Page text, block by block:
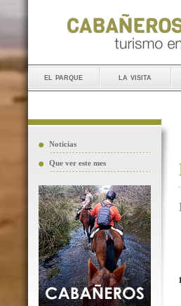
el parque la visita
Noticias
Que ver este mes